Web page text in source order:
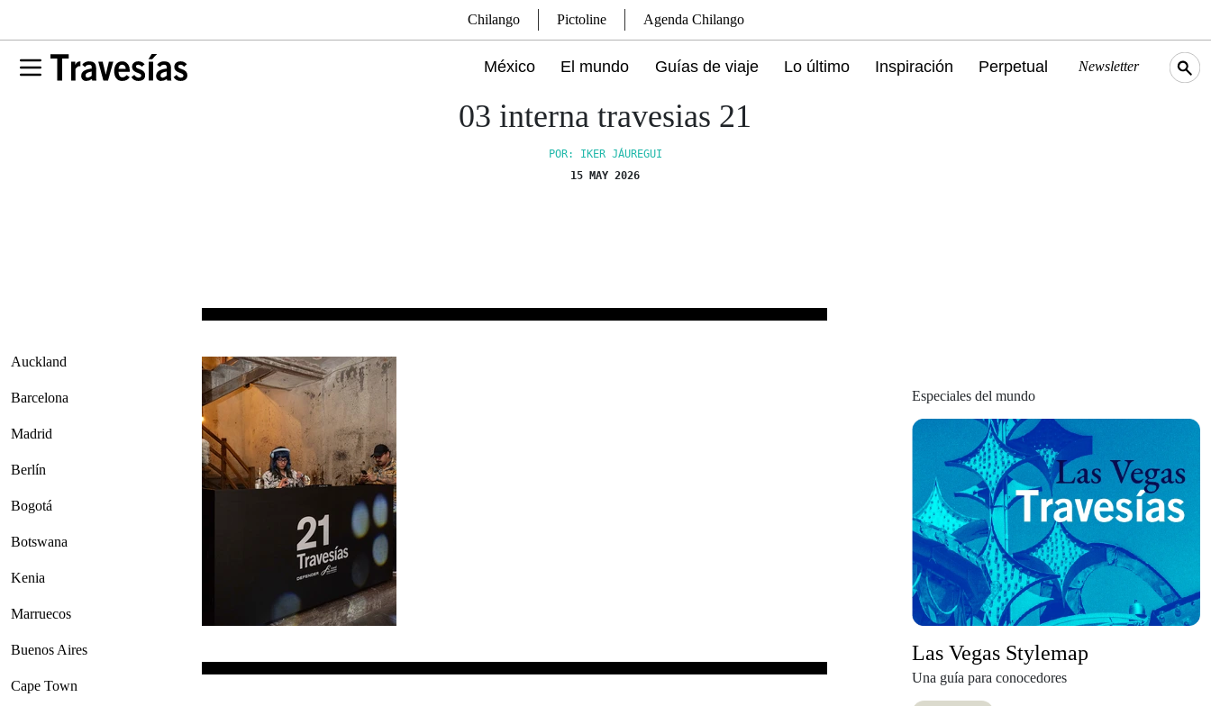
Chilango Pictoline Agenda Chilango
México El mundo Guías de viaje Lo último Inspiración Perpetual Newsletter
03 interna travesias 21
POR: IKER JÁUREGUI
15 MAY 2026
Auckland
Barcelona
Madrid
Berlín
Bogotá
Botswana
Kenia
Marruecos
Buenos Aires
Cape Town
Especiales del mundo
Las Vegas Stylemap
Una guía para conocedores